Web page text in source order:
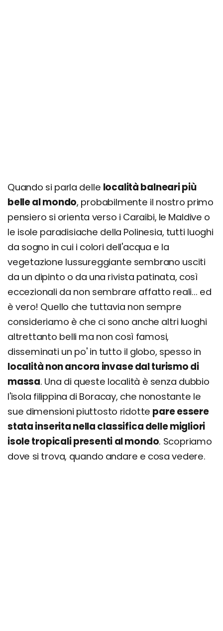
Quando si parla delle località balneari più
belle al mondo, probabilmente il nostro primo
pensiero si orienta verso i Caraibi, le Maldive o
le isole paradisiache della Polinesia, tutti luoghi
da sogno in cui i colori dell'acqua e la
vegetazione lussureggiante sembrano usciti
da un dipinto o da una rivista patinata, così
eccezionali da non sembrare affatto reali... ed
è vero! Quello che tuttavia non sempre
consideriamo è che ci sono anche altri luoghi
altrettanto belli ma non così famosi,
disseminati un po' in tutto il globo, spesso in
località non ancora invase dal turismo di
massa. Una di queste località è senza dubbio
l'isola filippina di Boracay, che nonostante le
sue dimensioni piuttosto ridotte pare essere
stata inserita nella classifica delle migliori
isole tropicali presenti al mondo. Scopriamo
dove si trova, quando andare e cosa vedere.